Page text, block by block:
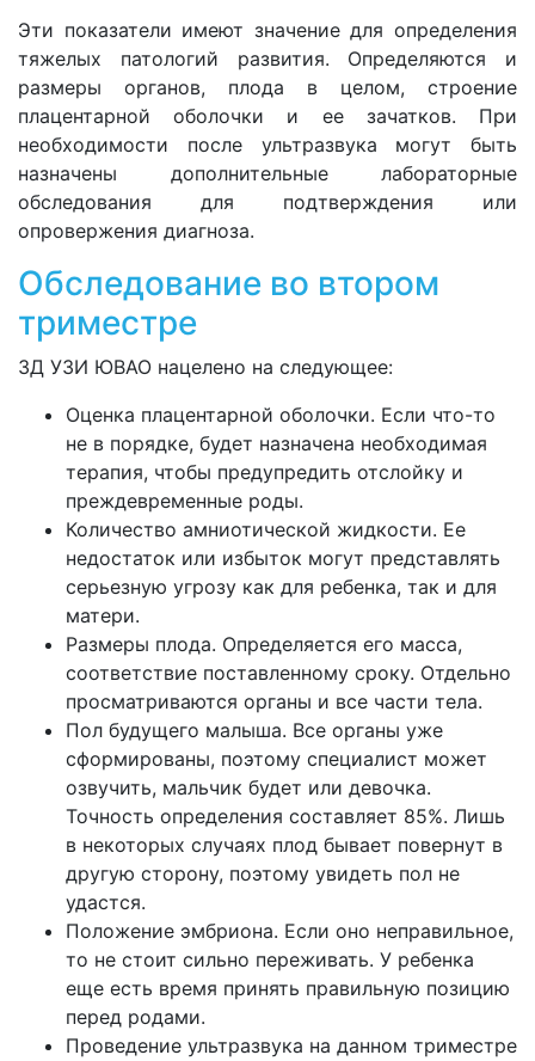
Эти показатели имеют значение для определения
тяжелых патологий развития. Определяются и
размеры органов, плода в целом, строение
плацентарной оболочки и ее зачатков. При
необходимости после ультразвука могут быть
назначены дополнительные лабораторные
обследования для подтверждения или
опровержения диагноза.
Обследование во втором
триместре
3Д УЗИ ЮВАО нацелено на следующее:
Оценка плацентарной оболочки. Если что-то
не в порядке, будет назначена необходимая
терапия, чтобы предупредить отслойку и
преждевременные роды.
Количество амниотической жидкости. Ее
недостаток или избыток могут представлять
серьезную угрозу как для ребенка, так и для
матери.
Размеры плода. Определяется его масса,
соответствие поставленному сроку. Отдельно
просматриваются органы и все части тела.
Пол будущего малыша. Все органы уже
сформированы, поэтому специалист может
озвучить, мальчик будет или девочка.
Точность определения составляет 85%. Лишь
в некоторых случаях плод бывает повернут в
другую сторону, поэтому увидеть пол не
удастся.
Положение эмбриона. Если оно неправильное,
то не стоит сильно переживать. У ребенка
еще есть время принять правильную позицию
перед родами.
Проведение ультразвука на данном триместре